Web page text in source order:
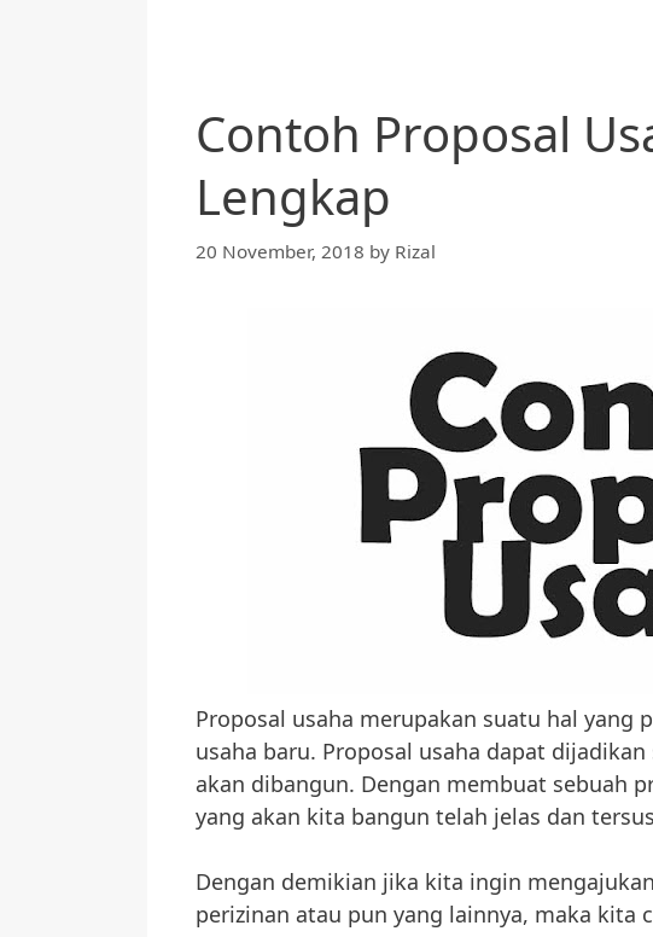
Contoh Proposal
Lengkap
20 November, 2018 by Rizal
Proposal usaha merupakan suatu hal
usaha baru. Proposal usaha dapat
akan dibangun. Dengan membuat sebuah
yang akan kita bangun telah jelas dan
Dengan demikian jika kita ingin
perizinan atau pun yang lainnya, maka kita